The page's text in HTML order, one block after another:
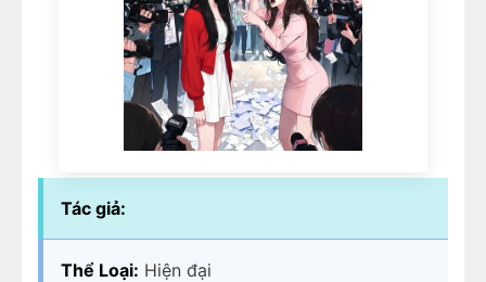
Tác giả:
Thể Loại: Hiện đại